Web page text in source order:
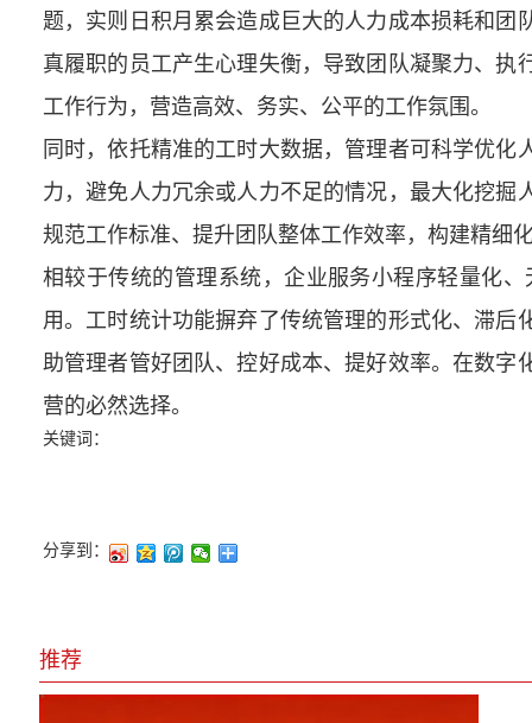
题，实则日积月累会造成巨大的人力成本损耗和
真履职的员工产生心理失衡，导致团队凝聚力、
工作行为，营造高效、务实、公平的工作氛围。
同时，依托精准的工时大数据，管理者可科学优
力，避免人力冗余或人力不足的情况，最大化挖
规范工作标准、提升团队整体工作效率，构建精细
相较于传统的管理系统，企业服务小程序轻量化
用。工时统计功能摒弃了传统管理的形式化、滞
助管理者管好团队、控好成本、提好效率。在数
营的必然选择。
关键词：
分享到：
推荐